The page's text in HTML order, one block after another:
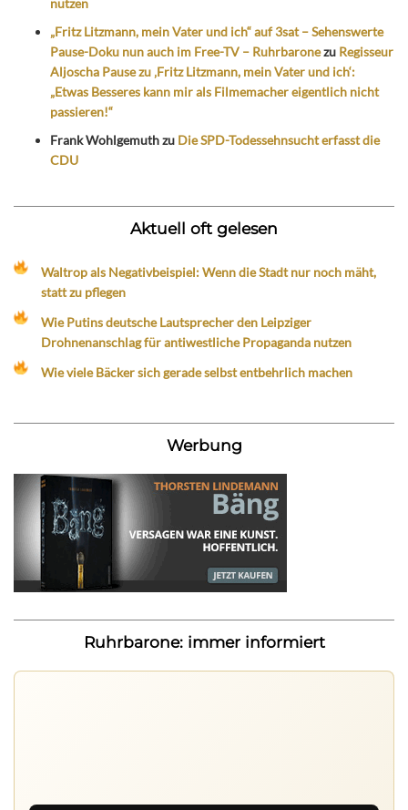
nutzen
„Fritz Litzmann, mein Vater und ich“ auf 3sat – Sehenswerte
Pause-Doku nun auch im Free-TV – Ruhrbaronezu Regisseur
Aljoscha Pause zu ‚Fritz Litzmann, mein Vater und ich‘:
„Etwas Besseres kann mir als Filmemacher eigentlich nicht
passieren!“
Frank Wohlgemuthzu Die SPD-Todessehnsucht erfasst die
CDU
Aktuell oft gelesen
Waltrop als Negativbeispiel: Wenn die Stadt nur noch mäht,
statt zu pflegen
Wie Putins deutsche Lautsprecher den Leipziger
Drohnenanschlag für antiwestliche Propaganda nutzen
Wie viele Bäcker sich gerade selbst entbehrlich machen
Werbung
Ruhrbarone: immer informiert